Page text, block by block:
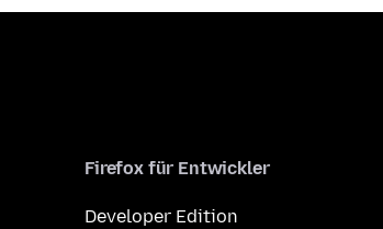
Firefox für Entwickler
Developer Edition